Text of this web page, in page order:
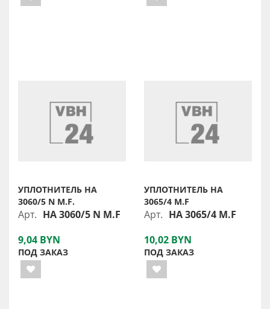
УПЛОТНИТЕЛЬ HA
3060/5 N M.F.
Арт. HA 3060/5 N M.F
9,04 BYN
ПОД ЗАКАЗ
УПЛОТНИТЕЛЬ HA
3065/4 M.F
Арт. HA 3065/4 M.F
10,02 BYN
ПОД ЗАКАЗ